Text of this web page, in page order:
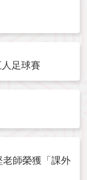
足球賽
師榮獲「課外